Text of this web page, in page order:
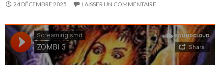
24 DÉCEMBRE 2025 LAISSER UN COMMENTAIRE